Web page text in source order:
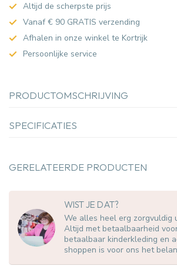
Altijd de scherpste prijs
Vanaf € 90 GRATIS verzending
Afhalen in onze winkel te Kortrijk
Persoonlijke service
PRODUCTOMSCHRIJVING
SPECIFICATIES
GERELATEERDE PRODUCTEN
WIST JE DAT?
We alles heel erg zorgvuldig
Altijd met betaalbaarheid
betaalbaar kinderkleding en
shoppen is voor ons het